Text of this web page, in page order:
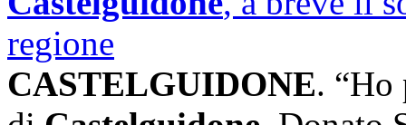
regione
CASTELGUIDONE. “Ho